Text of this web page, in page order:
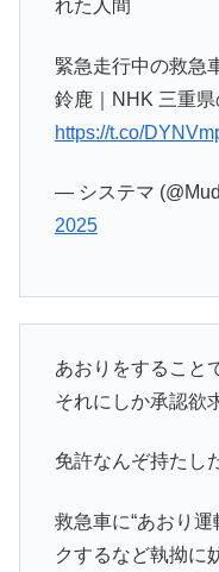
れた人間
緊急走行中の救急
鈴鹿｜NHK 三重県
https://t.co/
— システマ
2025
あおりをすること
それにしか承認欲
免許なんぞ持たし
救急車に“あおり
クするなど執拗